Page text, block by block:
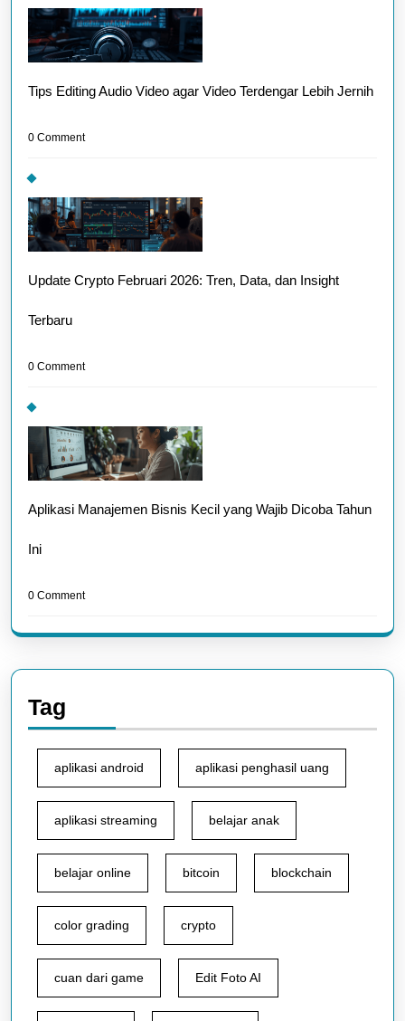
Tips Editing Audio Video agar Video Terdengar Lebih Jernih
0 Comment
Update Crypto Februari 2026: Tren, Data, dan Insight
Terbaru
0 Comment
Aplikasi Manajemen Bisnis Kecil yang Wajib Dicoba Tahun
Ini
0 Comment
Tag
aplikasi android aplikasi penghasil uang
aplikasi streaming belajar anak
belajar online bitcoin blockchain
color grading crypto
cuan dari game Edit Foto AI